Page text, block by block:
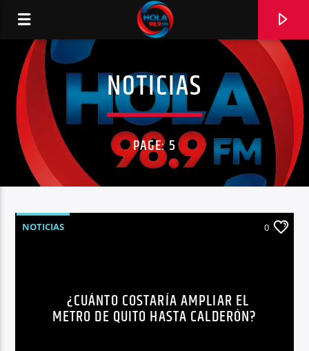
RADIO HOLA
NOTICIAS
PAGE: 5
NOTICIAS 0
¿CUÁNTO COSTARÍA AMPLIAR EL
METRO DE QUITO HASTA CALDERÓN?